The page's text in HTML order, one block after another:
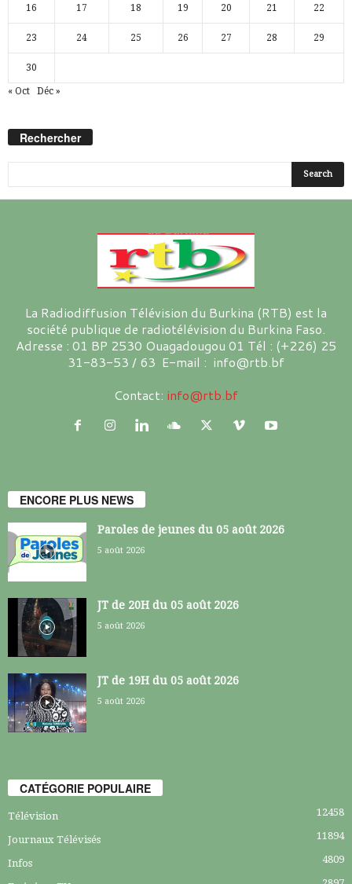
16 17 18 19 20 21 22
23 24 25 26 27 28 29
30
« Oct Déc »
Rechercher
La Radiodiffusion Télévision du Burkina (RTB) est la
société publique de radiotélévision du Burkina Faso.
Adresse : 01 BP 2530 Ouagadougou 01 Tél : (+226) 25
31-83-53 / 63 E-mail : info@rtb.bf
Contact: info@rtb.bf
ENCORE PLUS NEWS
Paroles de jeunes du 05 août 2026
5 août 2026
JT de 20H du 05 août 2026
5 août 2026
JT de 19H du 05 août 2026
5 août 2026
CATÉGORIE POPULAIRE
Télévision 12458
Journaux Télévisés 11894
Infos 4809